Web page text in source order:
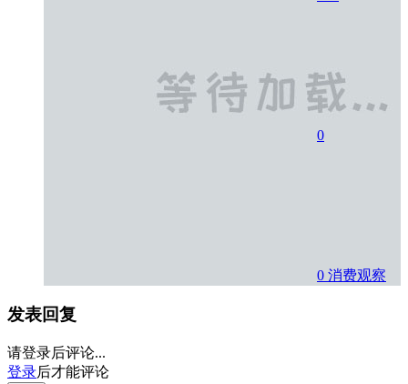
0
0 消费观察
发表回复
请登录后评论...
登录后才能评论